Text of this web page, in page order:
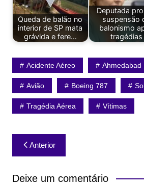
Queda de balão no
interior de SP mata
grávida e fere…
Deputada
suspensão
balonismo
tragédias
Acidente Aéreo Ahmedabad
Avião Boeing 787
Tragédia Aérea Vítimas
Navegação
de
Post
Anterior
Deixe um comentário